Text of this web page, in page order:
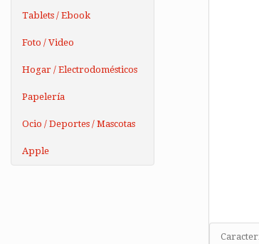
Tablets / Ebook
Foto / Video
Hogar / Electrodomésticos
Papelería
Ocio / Deportes / Mascotas
Apple